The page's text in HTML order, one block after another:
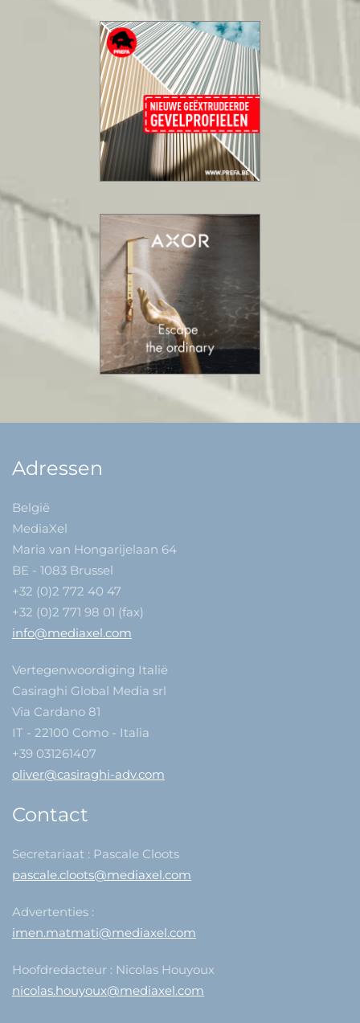
Adressen
België
MediaXel
Maria van Hongarijelaan 64
BE - 1083 Brussel
+32 (0)2 772 40 47
+32 (0)2 771 98 01 (fax)
info@mediaxel.com
Vertegenwoordiging Italië
Casiraghi Global Media srl
Via Cardano 81
IT - 22100 Como - Italia
+39 031261407
oliver@casiraghi-adv.com
Contact
Secretariaat : Pascale Cloots
pascale.cloots@mediaxel.com
Advertenties :
imen.matmati@mediaxel.com
Hoofdredacteur : Nicolas Houyoux
nicolas.houyoux@mediaxel.com